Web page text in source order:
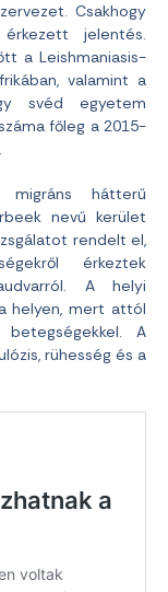
Csakhogy
jelentés.
a Leishmaniasis-
valamint a
svéd egyetem
főleg a 2015-
migráns hátterű
nevű kerület
rendelt el,
érkeztek
A helyi
helyen, mert attól
A
rühesség és a